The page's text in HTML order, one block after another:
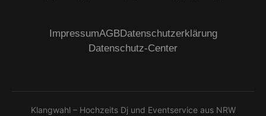
ImpressumAGBDatenschutzerklärung
Datenschutz-Center
Klangwahl – Hochzeits Dj und Eventservice aus NRW